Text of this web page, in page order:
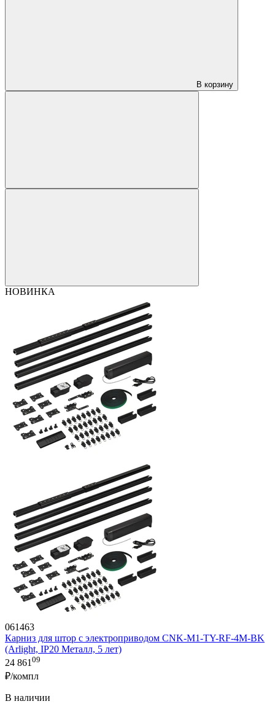
В корзину
НОВИНКА
061463
Карниз для штор с электроприводом CNK-M1-TY-RF-4M-BK
(Arlight, IP20 Металл, 5 лет)
24 86109
₽/компл
В наличии